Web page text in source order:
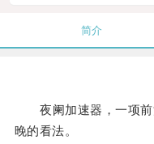
简介
夜阑加速器，一项前
晚的看法。